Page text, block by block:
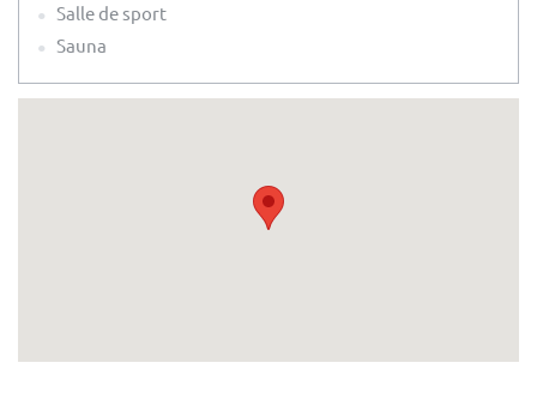
Salle de sport
Sauna